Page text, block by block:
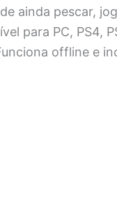
ainda pescar,
para PC, PS4,
offline e